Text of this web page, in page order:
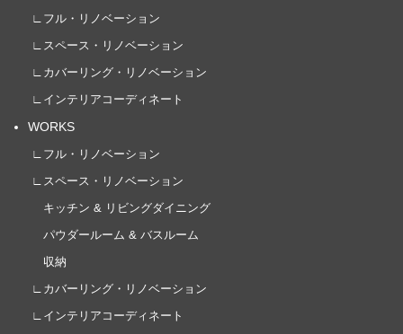
∟フル・リノベーション
∟スペース・リノベーション
∟カバーリング・リノベーション
∟インテリアコーディネート
WORKS
∟フル・リノベーション
∟スペース・リノベーション
キッチン & リビングダイニング
パウダールーム & バスルーム
収納
∟カバーリング・リノベーション
∟インテリアコーディネート